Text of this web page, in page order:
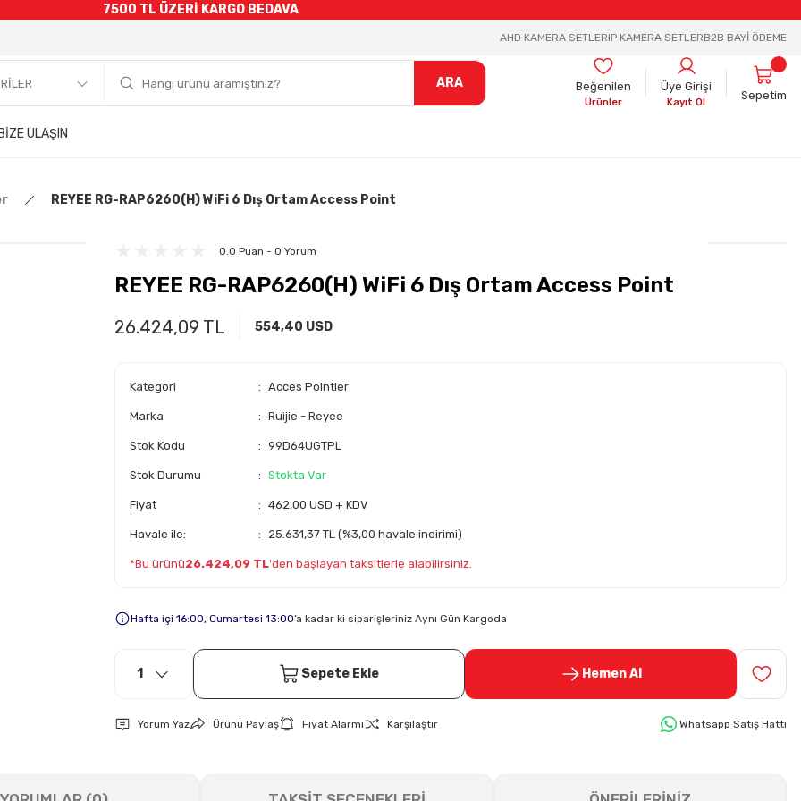
7500 TL ÜZERİ KARGO BEDAVA
AHD KAMERA SETLERIP KAMERA SETLERB2B BAYİ ÖDEME
ARA Beğenilen
Ürünler
Üye Girişi
Kayıt Ol
Sepetim
BİZE ULAŞIN
REYEE RG-RAP6260(H) WiFi 6 Dış Ortam Access Point
0.0 Puan - 0 Yorum
REYEE RG-RAP6260(H) WiFi 6 Dış Ortam Access Point
26.424,09 TL 554,40 USD
Kategori Acces Pointler
Marka Ruijie - Reyee
Stok Kodu 99D64UGTPL
Stok Durumu Stokta Var
Fiyat 462,00 USD + KDV
Havale ile: 25.631,37 TL (%3,00 havale indirimi)
*Bu ürünü26.424,09 TL'den başlayan taksitlerle alabilirsiniz.
Hafta içi 16:00, Cumartesi 13:00’a kadar ki siparişleriniz Aynı Gün Kargoda
Sepete Ekle Hemen Al
Yorum Yaz Ürünü Paylaş Fiyat Alarmı Karşılaştır Whatsapp Satış Hattı